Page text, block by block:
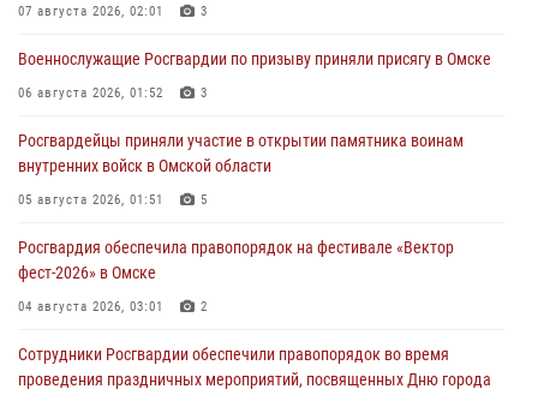
07 августа 2026, 02:01 3
Военнослужащие Росгвардии по призыву приняли присягу в Омске
06 августа 2026, 01:52 3
Росгвардейцы приняли участие в открытии памятника воинам
внутренних войск в Омской области
05 августа 2026, 01:51 5
Росгвардия обеспечила правопорядок на фестивале «Вектор
фест-2026» в Омске
04 августа 2026, 03:01 2
Сотрудники Росгвардии обеспечили правопорядок во время
проведения праздничных мероприятий, посвященных Дню города